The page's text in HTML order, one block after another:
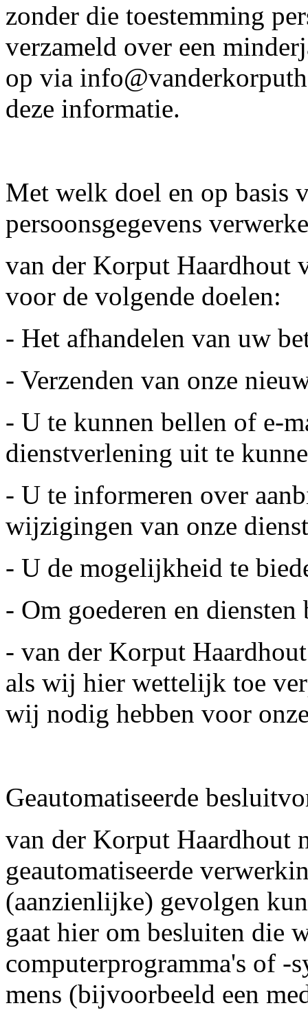
zonder die toestemming
verzameld over een
op via
deze informatie.
Met welk doel en op basis
persoonsgegevens
van der Korput Haardhout
voor de volgende doelen:
- Het afhandelen van uw
- Verzenden van onze
- U te kunnen bellen of e-
dienstverlening uit te
- U te informeren over
wijzigingen van onze
- U de mogelijkheid te
- Om goederen en
- van der Korput
als wij hier wettelijk toe
wij nodig hebben voor
Geautomatiseerde
van der Korput Haardhout
geautomatiseerde
(aanzienlijke) gevolgen
gaat hier om besluiten die
computerprogramma's of -
mens (bijvoorbeeld een